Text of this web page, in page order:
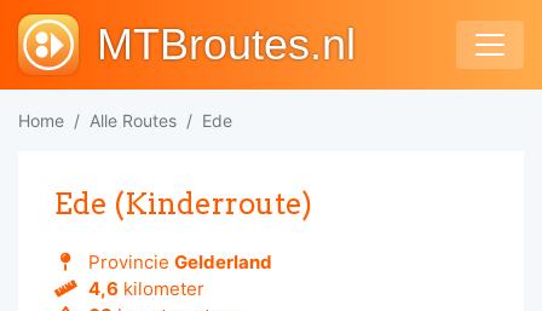
MTBroutes.nl
Home Alle Routes Ede
Ede (Kinderroute)
Provincie Gelderland
4,6 kilometer